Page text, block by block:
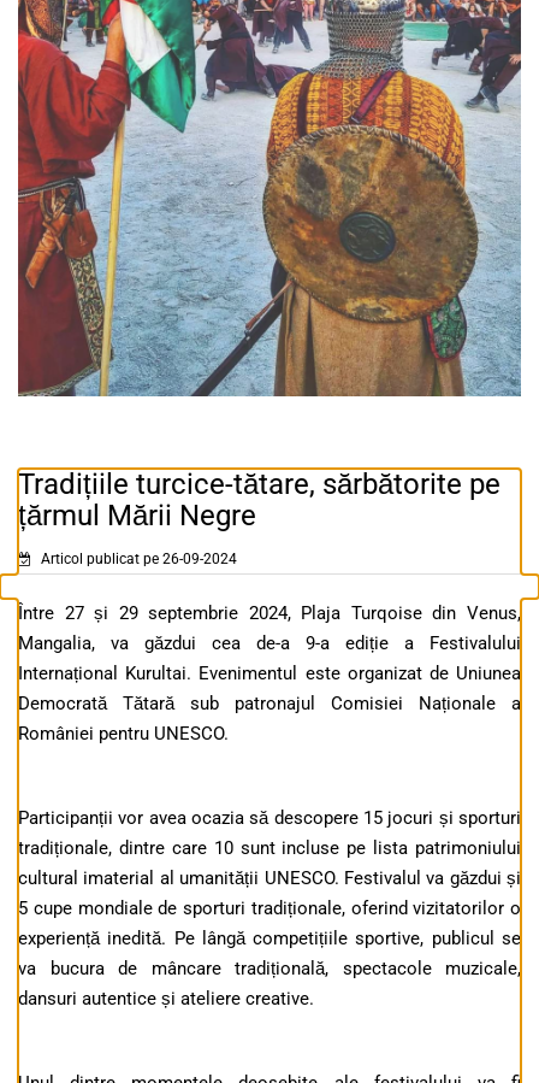
Tradițiile turcice-tătare, sărbătorite pe
țărmul Mării Negre
Articol publicat pe 26-09-2024
Între 27 și 29 septembrie 2024, Plaja Turqoise din Venus,
Mangalia, va găzdui cea de-a 9-a ediție a Festivalului
Internațional Kurultai. Evenimentul este organizat de Uniunea
Democrată Tătară sub patronajul Comisiei Naționale a
României pentru UNESCO.
Participanții vor avea ocazia să descopere 15 jocuri și sporturi
tradiționale, dintre care 10 sunt incluse pe lista patrimoniului
cultural imaterial al umanității UNESCO. Festivalul va găzdui și
5 cupe mondiale de sporturi tradiționale, oferind vizitatorilor o
experiență inedită. Pe lângă competițiile sportive, publicul se
va bucura de mâncare tradițională, spectacole muzicale,
dansuri autentice și ateliere creative.